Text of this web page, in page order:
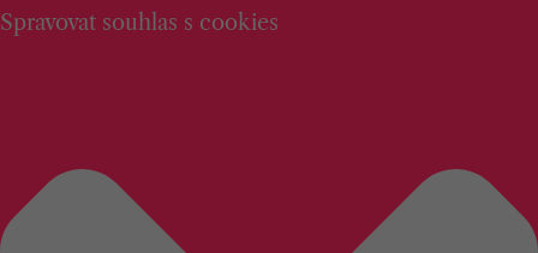
Spravovat souhlas s cookies